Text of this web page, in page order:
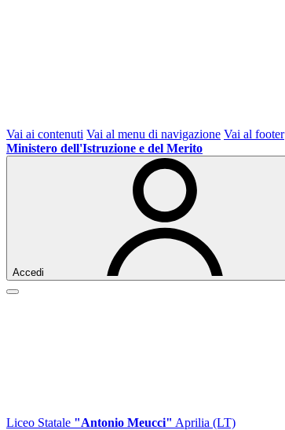
Vai ai contenuti Vai al menu di navigazione Vai al footer
Ministero dell'Istruzione e del Merito
Accedi
Liceo Statale "Antonio Meucci" Aprilia (LT)